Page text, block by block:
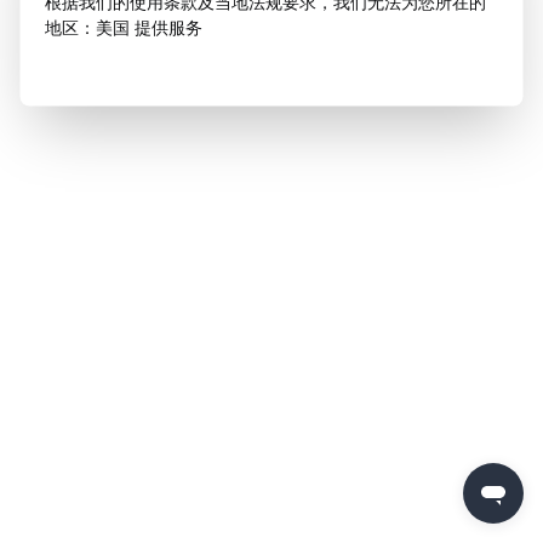
地区：美国 提供服务